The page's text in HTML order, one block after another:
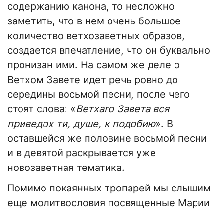
содержанию канона, то несложно
заметить, что в нем очень большое
количество ветхозаветных образов,
создается впечатление, что он буквально
пронизан ими. На самом же деле о
Ветхом Завете идет речь ровно до
середины восьмой песни, после чего
стоят слова: «Ветхаго Завета вся
приведох ти, душе, к подобию». В
оставшейся же половине восьмой песни
и в девятой раскрывается уже
новозаветная тематика.
Помимо покаянных тропарей мы слышим
еще молитвословия посвященные Марии